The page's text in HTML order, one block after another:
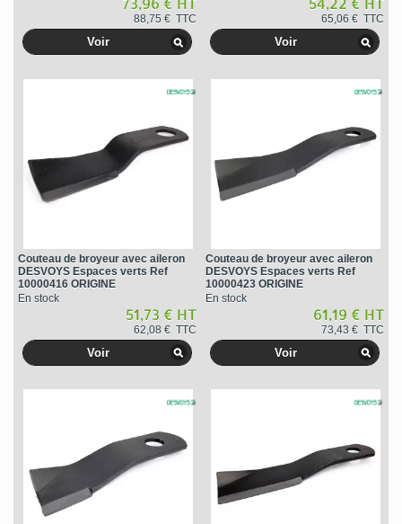
88,75 € TTC
Voir
65,06 € TTC
Voir
Couteau de broyeur avec aileron
DESVOYS Espaces verts Ref
10000416 ORIGINE
En stock
51,73 € HT
62,08 € TTC
Voir
Couteau de broyeur avec aileron
DESVOYS Espaces verts Ref
10000423 ORIGINE
En stock
61,19 € HT
73,43 € TTC
Voir